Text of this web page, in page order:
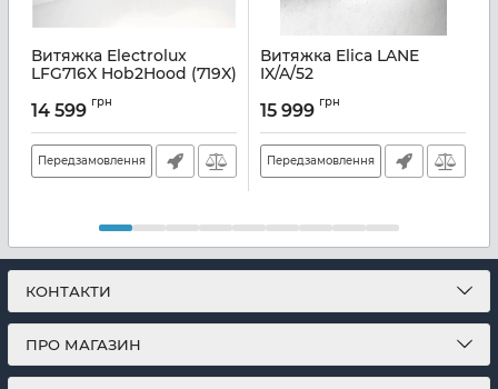
Витяжка Electrolux
LFG716X Hob2Hood (719X)
14 599 грн
Передзамовлення
Витяжка Elica LANE
IX/A/52
15 999 грн
Передзамовлення
КОНТАКТИ
ПРО МАГАЗИН